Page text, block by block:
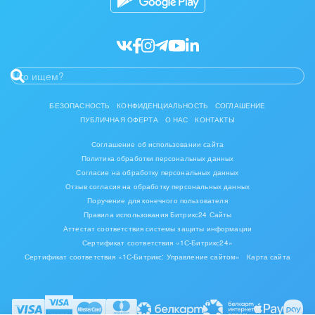
БЕЗОПАСНОСТЬ КОНФИДЕНЦИАЛЬНОСТЬ
СОГЛАШЕНИЕ
ПУБЛИЧНАЯ ОФЕРТА
О НАС КОНТАКТЫ
Соглашение об использовании сайта
Политика обработки персональных данных
Согласие на обработку персональных данных
Отзыв согласия на обработку персональных данных
Поручение для конечного пользователя
Правила использования Битрикс24 Сайты
Аттестат соответствия системы защиты информации
Сертификат соответствия «1С-Битрикс24»
Сертификат соответствия «1С-Битрикс: Управление сайтом»
Карта сайта